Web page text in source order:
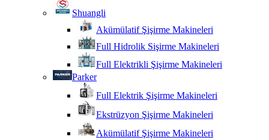
Shuangli
Akümülatif Şişirme Makineleri
Full Hidrolik Sişirme Makineleri
Full Elektrikli Şişirme Makineleri
Parker
Full Elektrik Şişirme Makineleri
Ekstrüzyon Şişirme Makineleri
Akümülatif Şişirme Makineleri